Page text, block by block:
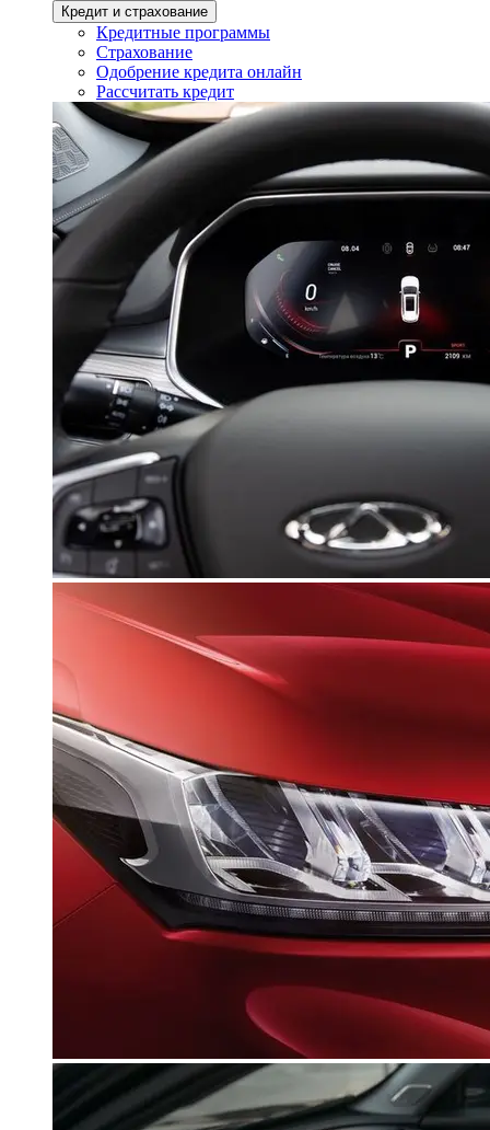
Кредит и страхование
Кредитные программы
Страхование
Одобрение кредита онлайн
Рассчитать кредит